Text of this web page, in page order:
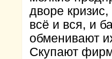
дворе
всё и вся, и
обменивают
Скупают